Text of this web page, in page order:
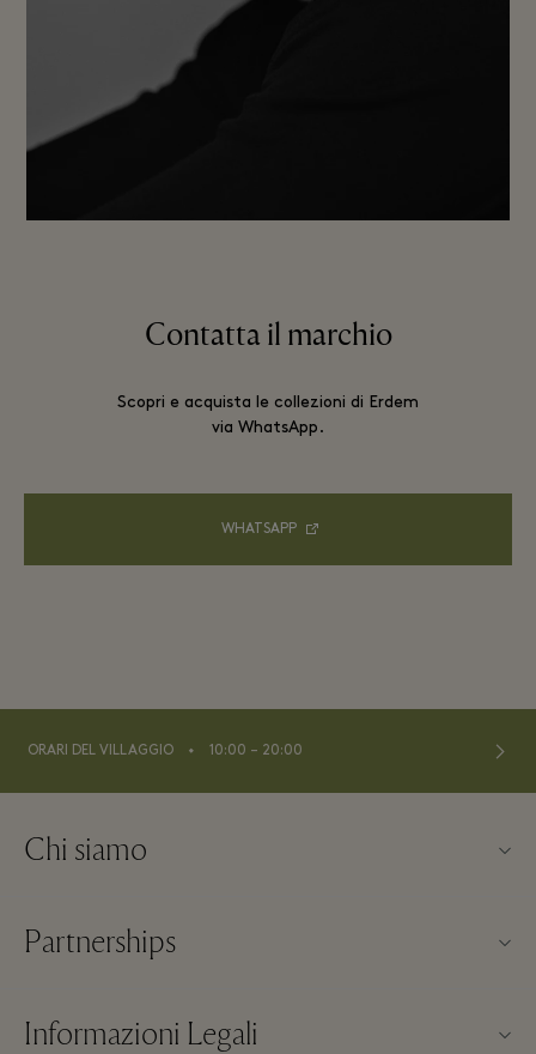
Contatta il marchio
Scopri e acquista le collezioni di Erdem
via WhatsApp.
WHATSAPP
ORARI DEL VILLAGGIO ⬩ 10:00 – 20:00
Chi siamo
FAQs
Partnerships
Diventa un partner
Informazioni Legali